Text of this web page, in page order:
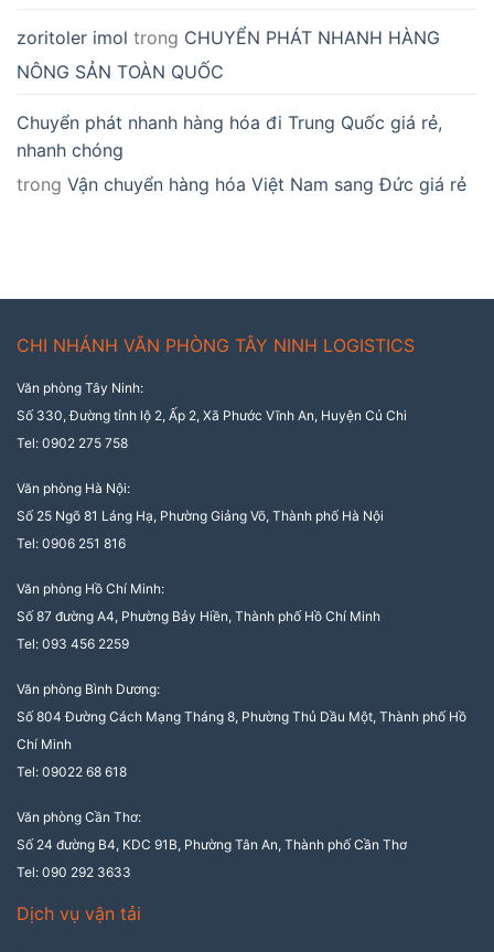
zoritoler imol trong CHUYỂN PHÁT NHANH HÀNG
NÔNG SẢN TOÀN QUỐC
Chuyển phát nhanh hàng hóa đi Trung Quốc giá rẻ,
nhanh chóng
trong Vận chuyển hàng hóa Việt Nam sang Đức giá rẻ
CHI NHÁNH VĂN PHÒNG TÂY NINH LOGISTICS
Văn phòng Tây Ninh:
Số 330, Đường tỉnh lộ 2, Ấp 2, Xã Phước Vĩnh An, Huyện Củ Chi
Tel: 0902 275 758
Văn phòng Hà Nội:
Số 25 Ngõ 81 Láng Hạ, Phường Giảng Võ, Thành phố Hà Nội
Tel: 0906 251 816
Văn phòng Hồ Chí Minh:
Số 87 đường A4, Phường Bảy Hiền, Thành phố Hồ Chí Minh
Tel: 093 456 2259
Văn phòng Bình Dương:
Số 804 Đường Cách Mạng Tháng 8, Phường Thủ Dầu Một, Thành phố Hồ
Chí Minh
Tel: 09022 68 618
Văn phòng Cần Thơ:
Số 24 đường B4, KDC 91B, Phường Tân An, Thành phố Cần Thơ
Tel: 090 292 3633
Dịch vụ vận tải